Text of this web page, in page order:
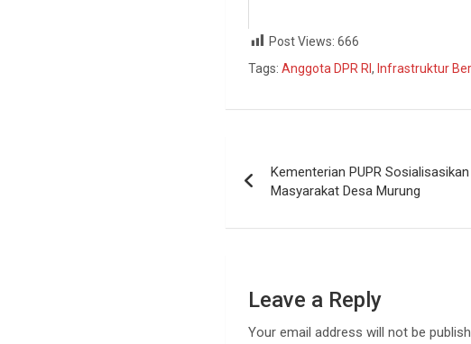
Post Views: 666
Tags: Anggota DPR RI, Infrastruktur
Kementerian PUPR
Masyarakat Desa Murung
Leave a Reply
Your email address will not be